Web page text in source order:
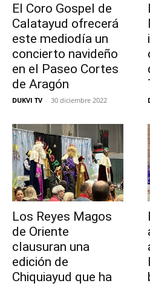
El Coro Gospel de
Calatayud ofrecerá
este mediodía un
concierto navideño
en el Paseo Cortes
de Aragón
DUKVI TV - 30 diciembre 2022
Los Reyes Magos
de Oriente
clausuran una
edición de
Chiquiayud que ha